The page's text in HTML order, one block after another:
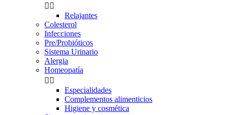
 
Relajantes
Colesterol
Infecciones
Pre/Probióticos
Sistema Urinario
Alergia
Homeopatía
 
Especialidades
Complementos alimenticios
Higiene y cosmética